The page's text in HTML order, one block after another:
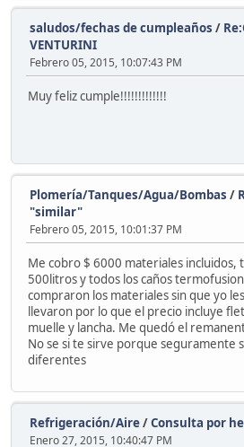
saludos/fechas de cumpleaños /
VENTURINI
Febrero 05, 2015, 10:07:43 PM
Muy feliz cumple!!!!!!!!!!!!!
Plomería/Tanques/Agua/Bombas /
"similar"
Febrero 05, 2015, 10:01:37 PM
Me cobro $ 6000 materiales incluidos,
500litros y todos los caños
compraron los materiales sin que yo
llevaron por lo que el precio incluye
muelle y lancha. Me quedó el
No se si te sirve porque seguramente
diferentes
Refrigeración/Aire/Consulta por
Enero 27, 2015, 10:40:47 PM